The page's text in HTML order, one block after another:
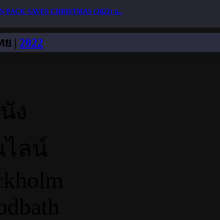
PACK SAVES CHRISTMAS (2022) แ..
ย | 2022